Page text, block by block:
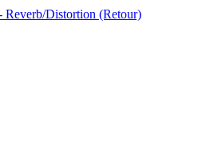
Distortion (Retour)